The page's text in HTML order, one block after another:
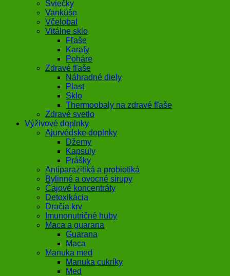
Sviečky
Vankúše
Včelobal
Vitálne sklo
Fľaše
Karafy
Poháre
Zdravé fľaše
Náhradné diely
Plast
Sklo
Thermoobaly na zdravé fľaše
Zdravé svetlo
Výživové doplnky
Ajurvédske doplnky
Džemy
Kapsuly
Prášky
Antiparazitiká a probiotiká
Bylinné a ovocné sirupy
Čajové koncentráty
Detoxikácia
Dračia krv
Imunonutričné huby
Maca a guarana
Guarana
Maca
Manuka med
Manuka cukríky
Med